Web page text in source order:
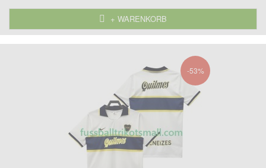
+ WARENKORB
-53%